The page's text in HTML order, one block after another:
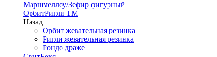
Маршмеллоу/Зефир фигурный
ОрбитРигли ТМ
Назад
Орбит жевательная резинка
Ригли жевательная резинка
Рондо драже